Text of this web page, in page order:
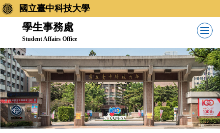
跳
到
內
容
區
國立臺中科技大學
學生事務處
Student Affairs Office